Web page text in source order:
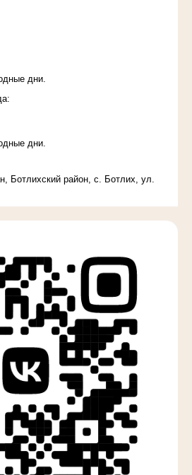
дни.
дни.
Ботлихский район, с. Ботлих, ул.